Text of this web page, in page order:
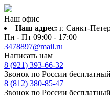
Наш офис
Наш адрес: г. Санкт-
Пн - Пт 09:00 - 17:00
3478897@mail.ru
Написать нам
8 (921) 393-66-32
Звонок по России бесплатный
8 (812) 380-85-47
Звонок по России бесплатный